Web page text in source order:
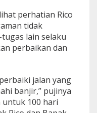
perhatian Rico
tidak
lain selaku
perbaikan dan
jalan yang
banjir,” pujinya
untuk 100 hari